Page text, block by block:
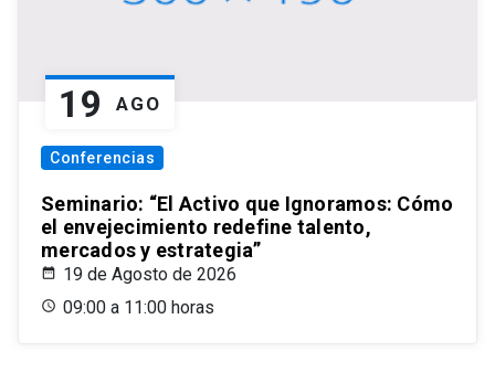
19 AGO
Conferencias
Seminario: “El Activo que Ignoramos: Cómo
el envejecimiento redefine talento,
mercados y estrategia”
19 de Agosto de 2026
09:00 a 11:00 horas